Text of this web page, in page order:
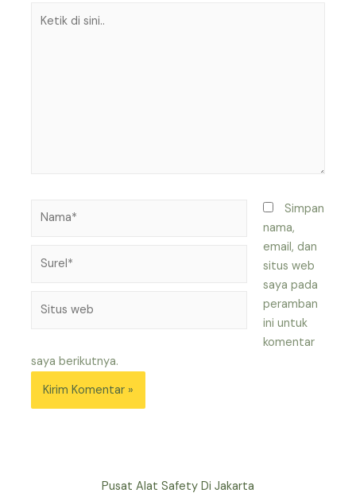
Simpan
nama,
email, dan
situs web
saya pada
peramban
ini untuk
komentar
saya berikutnya.
Pusat Alat Safety Di Jakarta